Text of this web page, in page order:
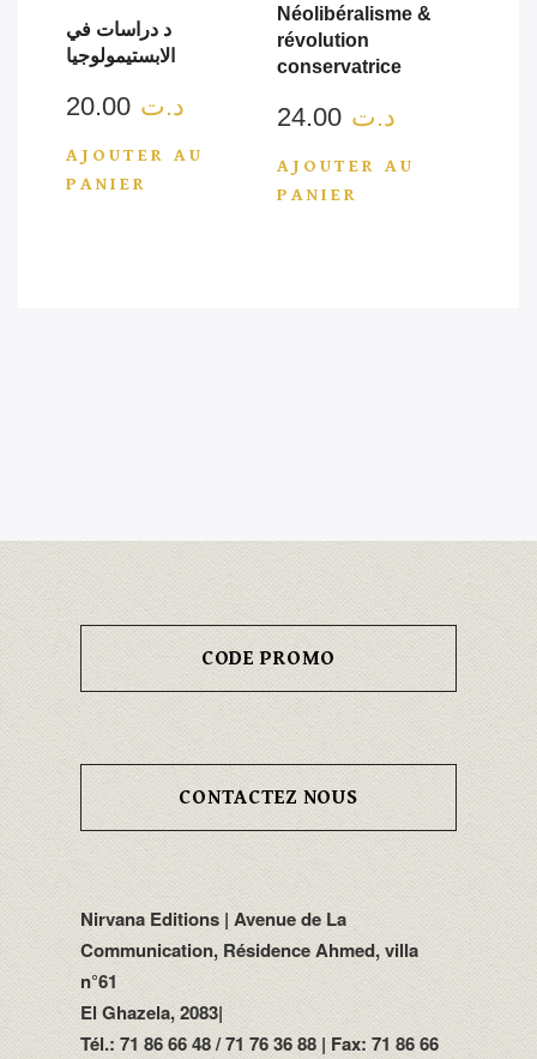
د دراسات في
الابستيمولوجيا
د.ت
AJOUTER AU
PANIER
Néolibéralisme &
révolution
conservatrice
د.ت 24.00
AJOUTER AU
PANIER
CODE PROMO
CONTACTEZ NOUS
Nirvana Editions | Avenue de La
Communication, Résidence Ahmed, villa
n°61
El Ghazela, 2083|
Tél.: 71 86 66 48 / 71 76 36 88 | Fax: 71 86 66